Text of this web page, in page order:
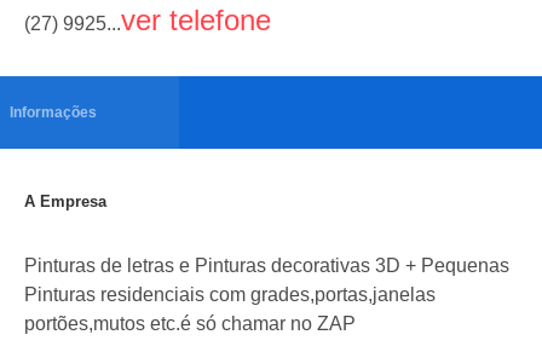
(27) 9925...ver telefone
Informações
A Empresa
Pinturas de letras e Pinturas decorativas 3D + Pequenas
Pinturas residenciais com grades,portas,janelas
portões,mutos etc.é só chamar no ZAP